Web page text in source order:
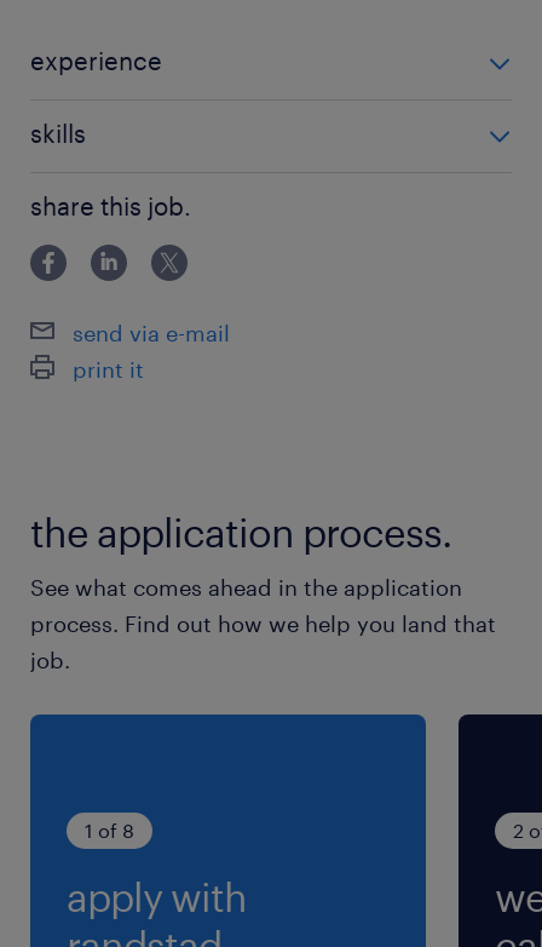
熊本市電／西辛島町駅（徒歩3分）
健軍町駅（バス40分）
休日休暇
就業時間
月10時間程度
交通費
※月上限4万円(規定あり)
experience
ル、コールセンターなどの接客・販売・サービス経験
ィスワーク経験がある方も大歓迎
skills
◎タイピングがスムーズにできる方
→自信がなくても正確に入力できれば大丈夫です
share this job.
send via e-mail
print it
the application process.
See what comes ahead in the application
process. Find out how we help you land that
job.
1 of 8
apply with
2